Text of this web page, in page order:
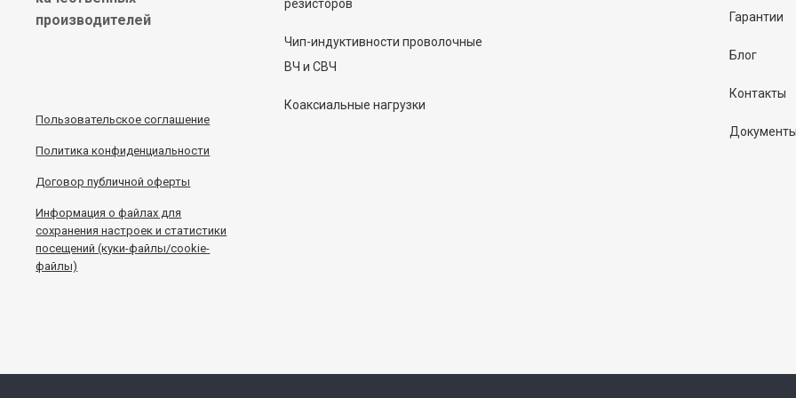
производителей
Пользовательское соглашение
Политика конфиденциальности
Договор публичной оферты
Информацияофайлах для
сохранения настроек и статистики
посещений (куки-файлы/cookie-
файлы)
резисторов
Чип-индуктивности проволочные
ВЧ и СВЧ
Коаксиальные нагрузки
Гарантии
Блог
Контакты